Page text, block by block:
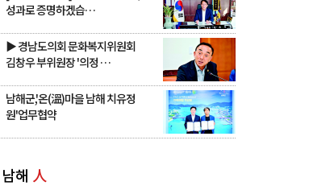
성과로 증명하겠습…
▶ 경남도의회 문화복지위원회
김창우 부위원장 '의정 …
남해군,'온(溫)마을 남해 치유정
원'업무협약
남해 人